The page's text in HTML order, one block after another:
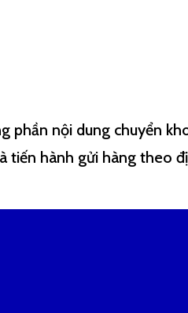
phần nội dung chuyển
tiến hành gửi hàng theo